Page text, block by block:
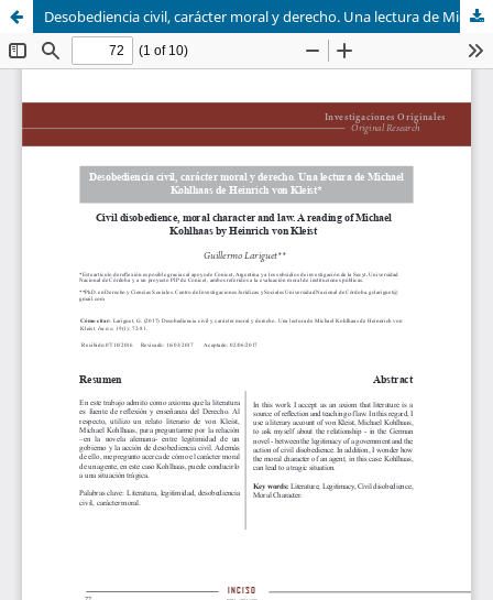
Desobediencia civil, carácter moral y derecho. Una lectura de Michael Kohlhaas de Heinrich von Kleist